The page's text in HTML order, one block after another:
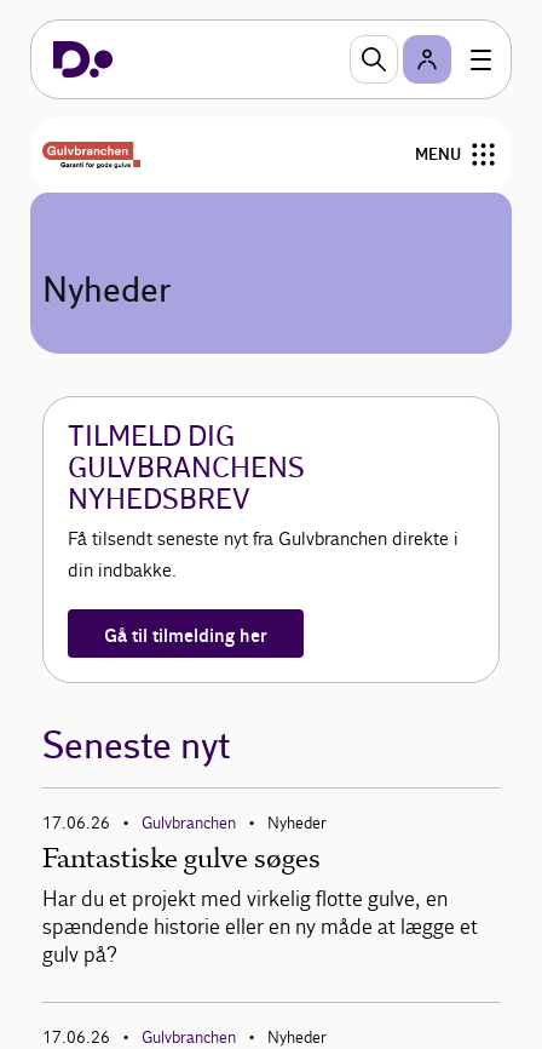
MENU
Arrangementer
Gulvfakta
GVK
For medlemmer
Find medlemmer
Om Gulvbranchen
Bliv medlem
Nyheder
TILMELD DIG
GULVBRANCHENS
NYHEDSBREV
Få tilsendt seneste nyt fra Gulvbranchen direkte i
din indbakke.
Gå til tilmelding her
Seneste nyt
17.06.26 • Gulvbranchen • Nyheder
Fantastiske gulve søges
Har du et projekt med virkelig flotte gulve, en
spændende historie eller en ny måde at lægge et
gulv på?
17.06.26 • Gulvbranchen • Nyheder